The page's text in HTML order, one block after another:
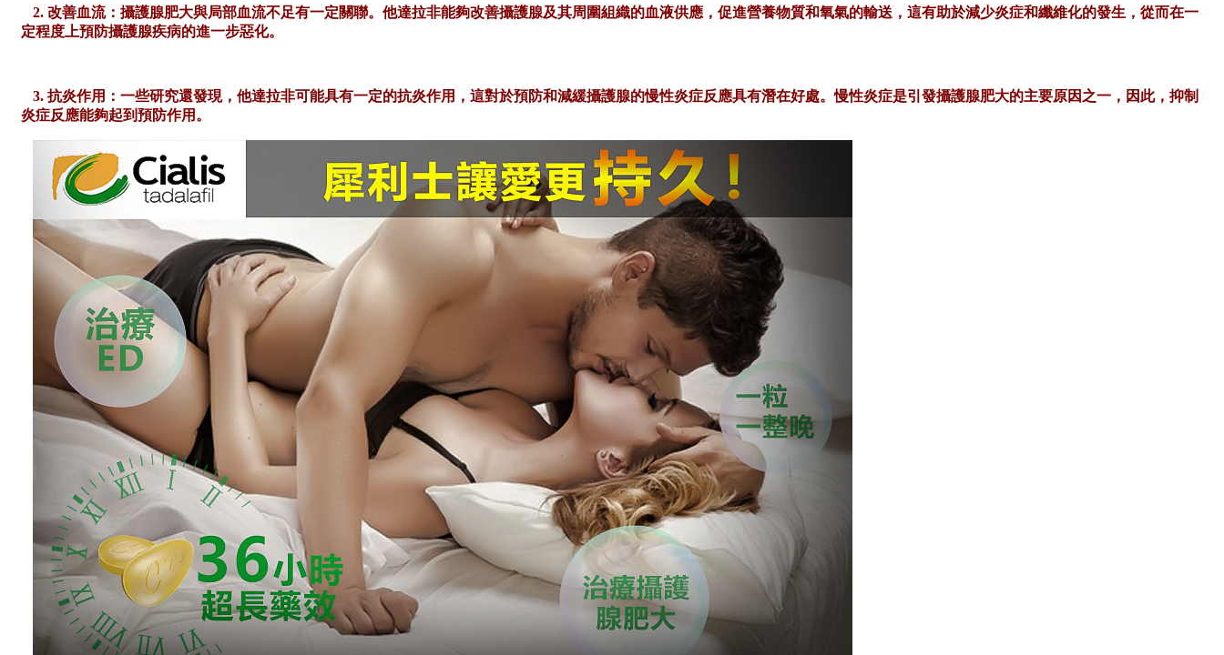
2. 改善血流：攝護腺肥大與局部血流不足有一定關聯。他達拉非能夠改善攝護腺及其周圍組織的血液供應，促進營養物質和氧氣的輸送，這有助於減少炎症和纖維化的發生，從而在一
定程度上預防攝護腺疾病的進一步惡化。
3. 抗炎作用：一些研究還發現，他達拉非可能具有一定的抗炎作用，這對於預防和減緩攝護腺的慢性炎症反應具有潛在好處。慢性炎症是引發攝護腺肥大的主要原因之一，因此，抑制
炎症反應能夠起到預防作用。